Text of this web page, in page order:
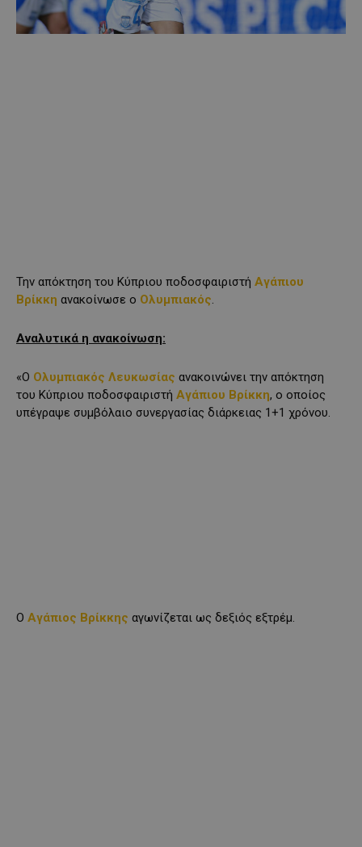
Την απόκτηση του Κύπριου ποδοσφαιριστή Αγάπιου
Βρίκκη ανακοίνωσε ο Ολυμπιακός.
Αναλυτικά η ανακοίνωση:
«Ο Ολυμπιακός Λευκωσίας ανακοινώνει την απόκτηση
του Κύπριου ποδοσφαιριστή Αγάπιου Βρίκκη, ο οποίος
υπέγραψε συμβόλαιο συνεργασίας διάρκειας 1+1 χρόνου.
Ο Αγάπιος Βρίκκης αγωνίζεται ως δεξιός εξτρέμ.